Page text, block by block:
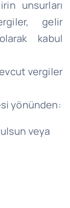
unsurları
gelir
kabul
vergiler
yönünden:
veya